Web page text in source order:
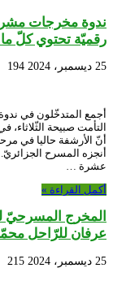
ندوة مخرجات
رقميّة تحتوي كلّ
25 ديسمبر، 2024 194
أجمع المتدخّلون في
التأمت صبيحة
أنّ الأرشفة حاليا في
أنجزه المسرح الجزائريّ.
عشرة …
أكمل القراءة »
المخرج المسرحيّ
عرفان للرّاحل
25 ديسمبر، 2024 215